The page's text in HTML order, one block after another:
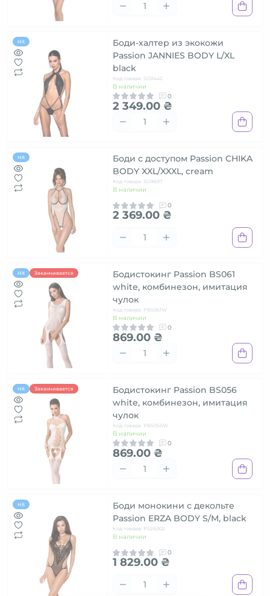
Hit
Боди-халтер из экокожи
Passion JANNIES BODY L/XL
black
Код товара: SO8442
В наличии
0
2 349.00 ₴
Hit
Боди с доступом Passion CHIKA
BODY XXL/XXXL, cream
Код товара: SO9697
В наличии
0
2 369.00 ₴
Hit Заканчивается
Бодистокинг Passion BS061
white, комбинезон, имитация
чулок
Код товара: PBS061W
В наличии
0
869.00 ₴
Hit Заканчивается
Бодистокинг Passion BS056
white, комбинезон, имитация
чулок
Код товара: PBS056W
В наличии
0
869.00 ₴
Hit
Боди монокини с декольте
Passion ERZA BODY S/M, black
Код товара: PS26002
В наличии
0
1 829.00 ₴